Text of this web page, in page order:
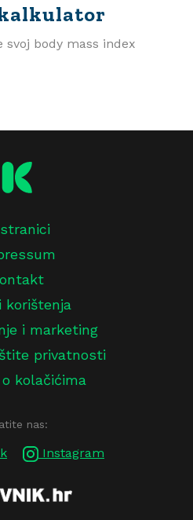
svoj body mass index
korištenja
i marketing
privatnosti
kolačićima
nas:
Instagram